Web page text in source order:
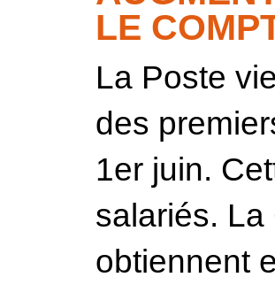
LE
La Poste
des
1er juin.
salariés.
obtiennent